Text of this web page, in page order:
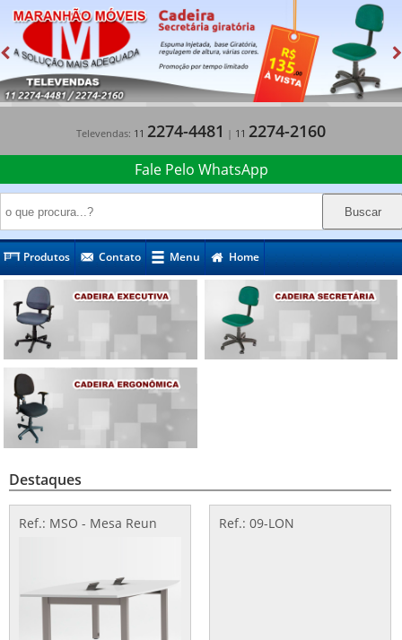
Televendas: 11 2274-4481 | 11 2274-2160
Fale Pelo WhatsApp
Produtos Contato Menu Home
Destaques
Ref.: MSO - Mesa Reun Ref.: 09-LON